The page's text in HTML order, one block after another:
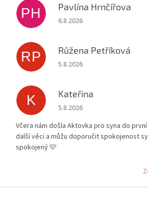
PH Pavlína Hrnčířova
Hodnocení obchodu je 5 z 5
6.8.2026
RP Růžena Petříková
Hodnocení obchodu je 5 z 5
5.8.2026
K Kateřina
Hodnocení obchodu je 5 z 5
5.8.2026
Včera nám došla Aktovka pro syna do
další věci a můžu doporučit spokojenost
spokojený 🩷